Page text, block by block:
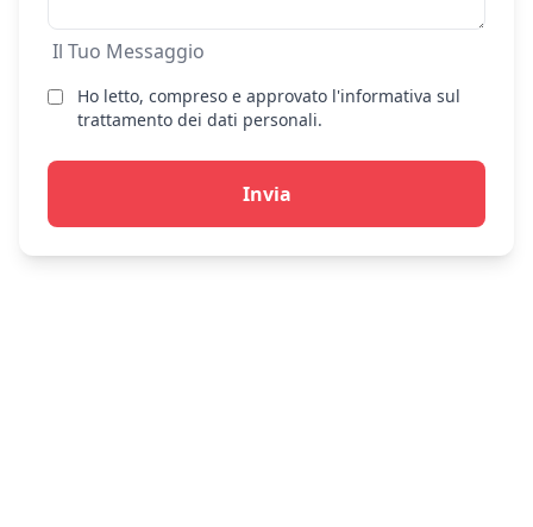
Il Tuo Messaggio
Ho letto, compreso e approvato l'informativa sul
trattamento dei dati personali.
Invia